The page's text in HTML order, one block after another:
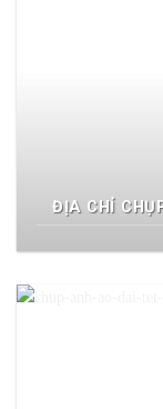
ĐỊA CHỈ